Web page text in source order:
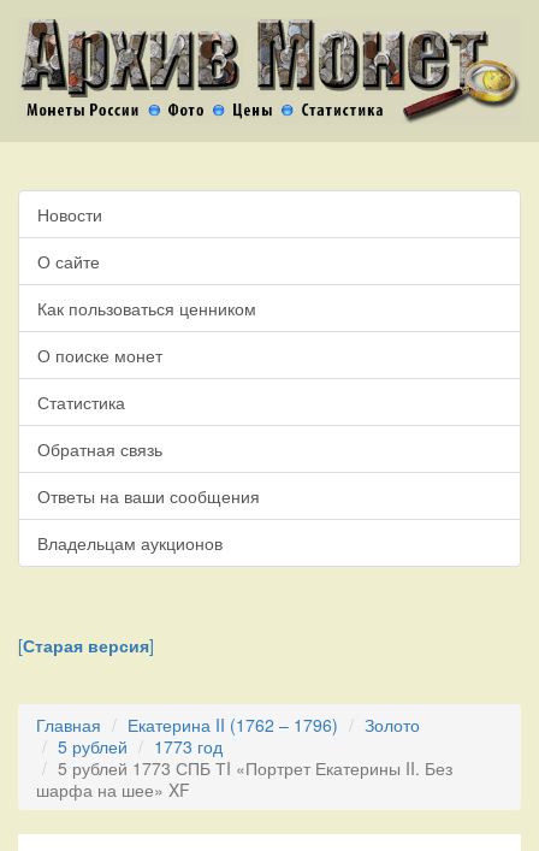
Новости
О сайте
Как пользоваться ценником
О поиске монет
Статистика
Обратная связь
Ответы на ваши сообщения
Владельцам аукционов
[Старая версия]
Главная Екатерина II (1762 – 1796)
Золото
5 рублей
1773 год
5 рублей 1773 СПБ ТI «Портрет Екатерины II. Без
шарфа на шее» XF